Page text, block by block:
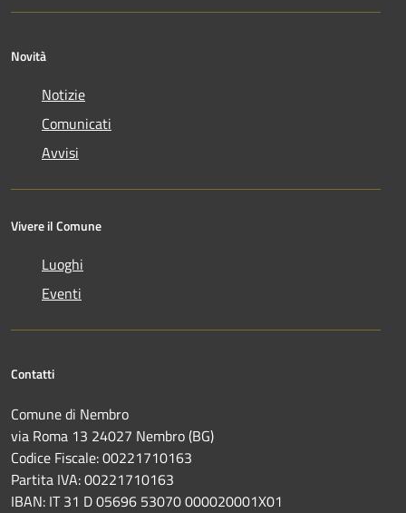
Novità
Notizie
Comunicati
Avvisi
Vivere il Comune
Luoghi
Eventi
Contatti
Comune di Nembro
via Roma 13 24027 Nembro (BG)
Codice Fiscale: 00221710163
Partita IVA: 00221710163
IBAN: IT 31 D 05696 53070 000020001X01